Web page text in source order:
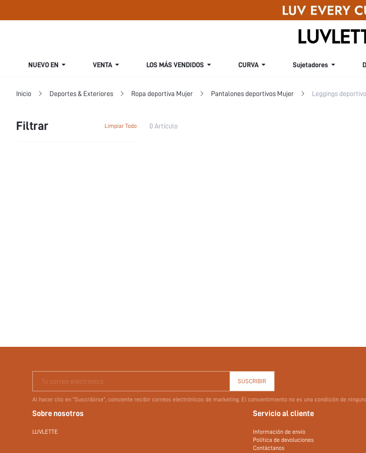
NUEVO EN VENTA LOS MÁS VENDIDOS CURVA Sujetadores
Inicio Deportes & Exteriores Ropa deportiva Mujer Pantalones deportivos Mujer Leggings
Filtrar Limpiar Todo 0 Artículo
Tu correo electrónico SUSCRIBIR
Al hacer clic en "Suscribirse", consiente recibir correos electrónicos de marketing. El consentimiento no es una condición de
Sobre nosotros
LUVLETTE
Servicio al cliente
Información de envío
Política de devoluciones
Contáctanos